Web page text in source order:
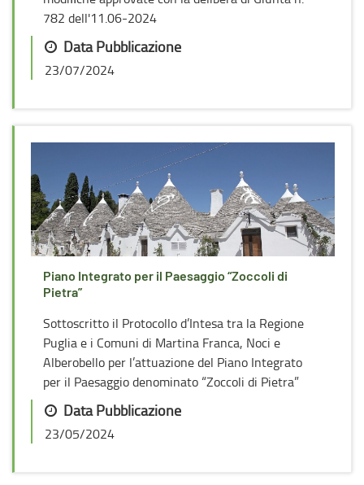
782 dell'11.06-2024
Data Pubblicazione
23/07/2024
Piano Integrato per il Paesaggio “Zoccoli di
Pietra”
Sottoscritto il Protocollo d’Intesa tra la Regione
Puglia e i Comuni di Martina Franca, Noci e
Alberobello per l’attuazione del Piano Integrato
per il Paesaggio denominato “Zoccoli di Pietra”
Data Pubblicazione
23/05/2024